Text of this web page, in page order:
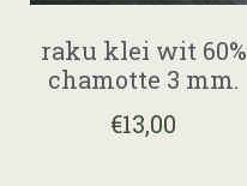
raku klei wit 60%
chamotte 3 mm.
€13,00